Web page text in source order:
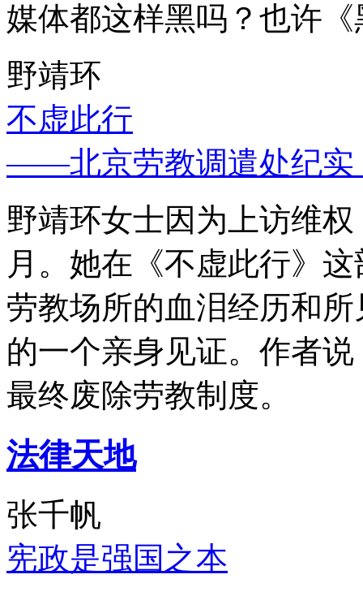
媒体都这样黑吗？也许
野靖环
不虚此行
——北京劳教调遣处纪实
野靖环女士因为上访维
月。她在《不虚此行》
劳教场所的血泪经历和
的一个亲身见证。作者
最终废除劳教制度。
法律天地
张千帆
宪政是强国之本